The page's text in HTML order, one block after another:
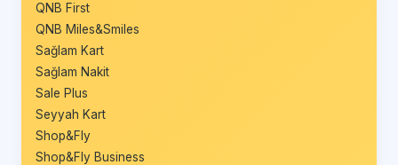
QNB First
QNB Miles&Smiles
Sağlam Kart
Sağlam Nakit
Sale Plus
Seyyah Kart
Shop&Fly
Shop&Fly Business